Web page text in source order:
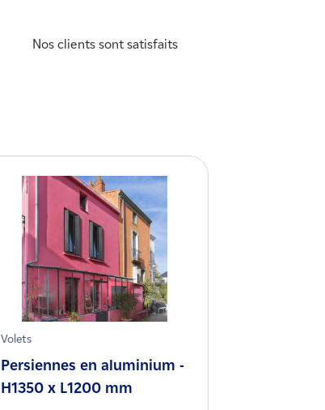
Nos clients sont satisfaits
Volets
Persiennes en aluminium -
H1350 x L1200 mm